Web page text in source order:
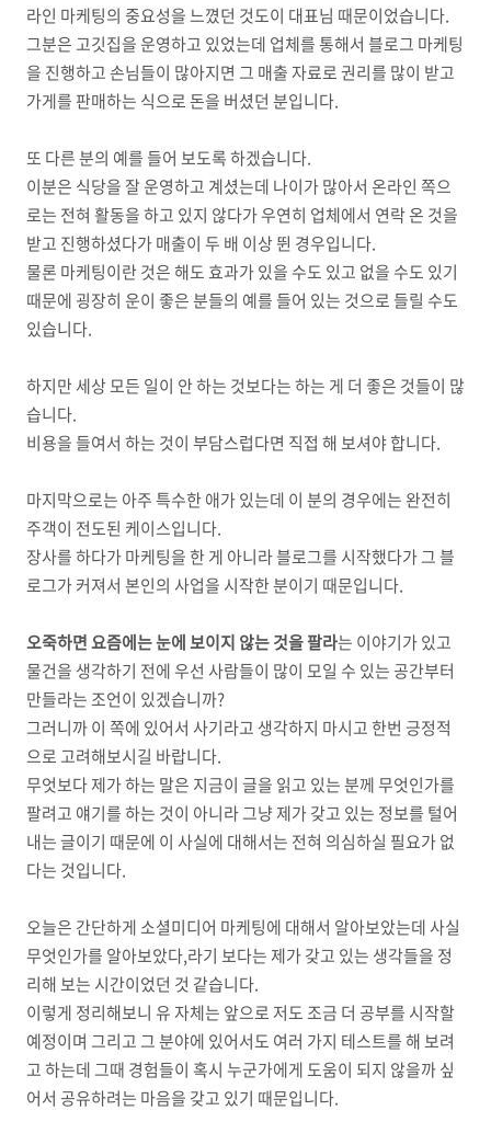
라인 마케팅의 중요성을 느꼈던 것도이 대표님 때문이었습니다.
그분은 고깃집을 운영하고 있었는데 업체를 통해서 블로그 마케팅
을 진행하고 손님들이 많아지면 그 매출 자료로 권리를 많이 받고
가게를 판매하는 식으로 돈을 버셨던 분입니다.
또 다른 분의 예를 들어 보도록 하겠습니다.
이분은 식당을 잘 운영하고 계셨는데 나이가 많아서 온라인 쪽으
로는 전혀 활동을 하고 있지 않다가 우연히 업체에서 연락 온 것을
받고 진행하셨다가 매출이 두 배 이상 뛴 경우입니다.
물론 마케팅이란 것은 해도 효과가 있을 수도 있고 없을 수도 있기
때문에 굉장히 운이 좋은 분들의 예를 들어 있는 것으로 들릴 수도
있습니다.
하지만 세상 모든 일이 안 하는 것보다는 하는 게 더 좋은 것들이 많
습니다.
비용을 들여서 하는 것이 부담스럽다면 직접 해 보셔야 합니다.
마지막으로는 아주 특수한 애가 있는데 이 분의 경우에는 완전히
주객이 전도된 케이스입니다.
장사를 하다가 마케팅을 한 게 아니라 블로그를 시작했다가 그 블
로그가 커져서 본인의 사업을 시작한 분이기 때문입니다.
오죽하면 요즘에는 눈에 보이지 않는 것을 팔라는 이야기가 있고
물건을 생각하기 전에 우선 사람들이 많이 모일 수 있는 공간부터
만들라는 조언이 있겠습니까?
그러니까 이 쪽에 있어서 사기라고 생각하지 마시고 한번 긍정적
으로 고려해보시길 바랍니다.
무엇보다 제가 하는 말은 지금이 글을 읽고 있는 분께 무엇인가를
팔려고 얘기를 하는 것이 아니라 그냥 제가 갖고 있는 정보를 털어
내는 글이기 때문에 이 사실에 대해서는 전혀 의심하실 필요가 없
다는 것입니다.
오늘은 간단하게 소셜미디어 마케팅에 대해서 알아보았는데 사실
무엇인가를 알아보았다,라기 보다는 제가 갖고 있는 생각들을 정
리해 보는 시간이었던 것 같습니다.
이렇게 정리해보니 유 자체는 앞으로 저도 조금 더 공부를 시작할
예정이며 그리고 그 분야에 있어서도 여러 가지 테스트를 해 보려
고 하는데 그때 경험들이 혹시 누군가에게 도움이 되지 않을까 싶
어서 공유하려는 마음을 갖고 있기 때문입니다.